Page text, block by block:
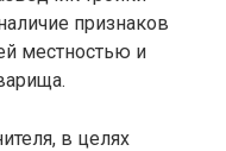
признаков
местностью и
в целях